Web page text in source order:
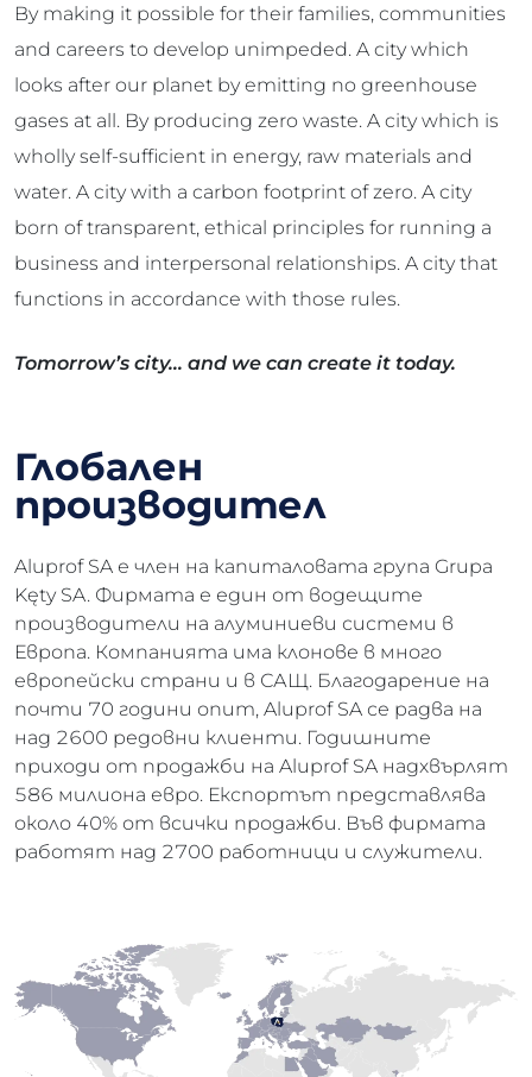
By making it possible for their families, communities
and careers to develop unimpeded. A city which
looks after our planet by emitting no greenhouse
gases at all. By producing zero waste. A city which is
wholly self-sufficient in energy, raw materials and
water. A city with a carbon footprint of zero. A city
born of transparent, ethical principles for running a
business and interpersonal relationships. A city that
functions in accordance with those rules.
Tomorrow’s city… and we can create it today.
Глобален
производител
Aluprof SA е член на капиталовата група Grupa
Kęty SA. Фирмата е един от водещите
производители на алуминиеви системи в
Европа. Компанията има клонове в много
европейски страни и в САЩ. Благодарение на
почти 70 години опит, Aluprof SA се радва на
над 2600 редовни клиенти. Годишните
приходи от продажби на Aluprof SA надхвърлят
586 милиона евро. Експортът представлява
около 40% от всички продажби. Във фирмата
работят над 2700 работници и служители.